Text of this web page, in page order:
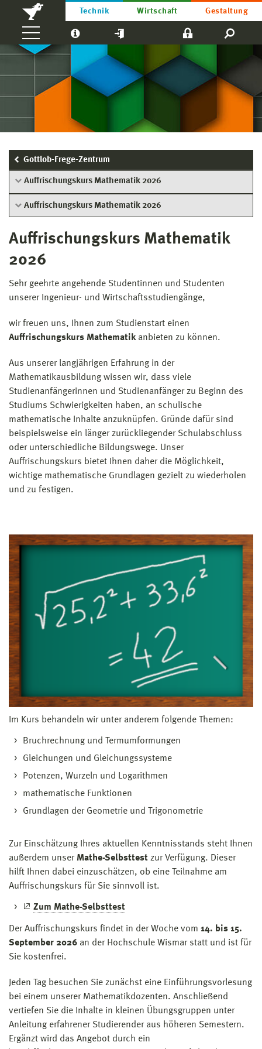
Technik Wirtschaft Gestaltung
Gottlob-Frege-Zentrum
Auffrischungskurs Mathematik 2026
Auffrischungskurs Mathematik 2026
Auffrischungskurs Mathematik
2026
Sehr geehrte angehende Studentinnen und Studenten
unserer Ingenieur- und Wirtschaftsstudiengänge,
wir freuen uns, Ihnen zum Studienstart einen
Auffrischungskurs Mathematik anbieten zu können.
Aus unserer langjährigen Erfahrung in der
Mathematikausbildung wissen wir, dass viele
Studienanfängerinnen und Studienanfänger zu Beginn des
Studiums Schwierigkeiten haben, an schulische
mathematische Inhalte anzuknüpfen. Gründe dafür sind
beispielsweise ein länger zurückliegender Schulabschluss
oder unterschiedliche Bildungswege. Unser
Auffrischungskurs bietet Ihnen daher die Möglichkeit,
wichtige mathematische Grundlagen gezielt zu wiederholen
und zu festigen.
Im Kurs behandeln wir unter anderem folgende Themen:
Bruchrechnung und Termumformungen
Gleichungen und Gleichungssysteme
Potenzen, Wurzeln und Logarithmen
mathematische Funktionen
Grundlagen der Geometrie und Trigonometrie
Zur Einschätzung Ihres aktuellen Kenntnisstands steht Ihnen
außerdem unser Mathe-Selbsttest zur Verfügung. Dieser
hilft Ihnen dabei einzuschätzen, ob eine Teilnahme am
Auffrischungskurs für Sie sinnvoll ist.
Zum Mathe-Selbsttest
Der Auffrischungskurs findet in der Woche vom 14. bis 15.
September 2026 an der Hochschule Wismar statt und ist für
Sie kostenfrei.
Jeden Tag besuchen Sie zunächst eine Einführungsvorlesung
bei einem unserer Mathematikdozenten. Anschließend
vertiefen Sie die Inhalte in kleinen Übungsgruppen unter
Anleitung erfahrener Studierender aus höheren Semestern.
Ergänzt wird das Angebot durch ein